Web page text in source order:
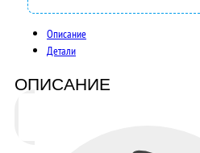
Описание
Детали
ОПИСАНИЕ